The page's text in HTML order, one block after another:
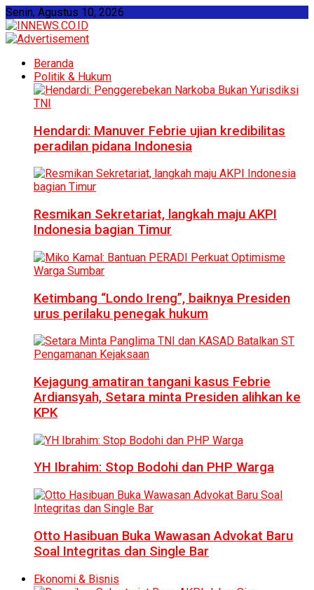
Senin, Agustus 10, 2026
Beranda
Politik & Hukum
Hendardi: Manuver Febrie ujian kredibilitas
peradilan pidana Indonesia
Resmikan Sekretariat, langkah maju AKPI
Indonesia bagian Timur
Ketimbang “Londo Ireng”, baiknya Presiden
urus perilaku penegak hukum
Kejagung amatiran tangani kasus Febrie
Ardiansyah, Setara minta Presiden alihkan ke
KPK
YH Ibrahim: Stop Bodohi dan PHP Warga
Otto Hasibuan Buka Wawasan Advokat Baru
Soal Integritas dan Single Bar
Ekonomi & Bisnis